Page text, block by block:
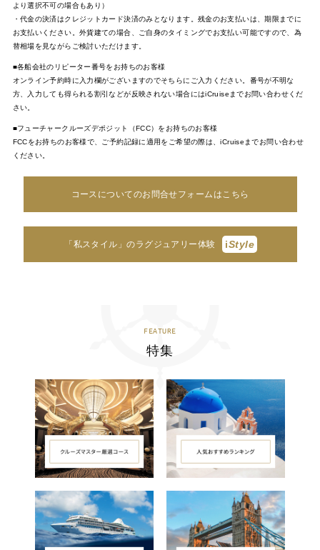
より選択不可の場合もあり）
・代金の決済はクレジットカード決済のみとなります。残金のお支払いは、期限までに
お支払いください。外貨建ての場合、ご自身のタイミングでお支払い可能ですので、為
替相場を見ながらご検討いただけます。
■各船会社のリピーター番号をお持ちのお客様
オンライン予約時に入力欄がございますのでそちらにご入力ください。番号が不明な
方、入力しても得られる割引などが反映されない場合にはiCruiseまでお問い合わせくだ
さい。
■フューチャークルーズデポジット（FCC）をお持ちのお客様
FCCをお持ちのお客様で、ご予約記録に適用をご希望の際は、iCruiseまでお問い合わせ
ください。
コースについてのお問合せフォームはこちら
「私スタイル」のラグジュアリー体験 iStyle
FEATURE
特集